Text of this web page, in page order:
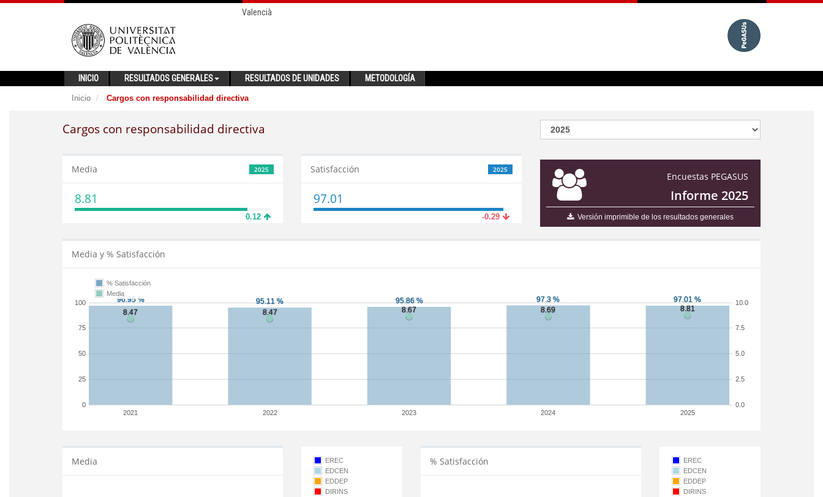
Valencià
INICIO RESULTADOS GENERALES RESULTADOS DE UNIDADES METODOLOGÍA
Inicio Cargos con responsabilidad directiva
Cargos con responsabilidad directiva
Encuestas PEGASUS
Informe 2025
Versión imprimible de los resultados generales
2025
Media
8.81
0.12
2025
Satisfacción
97.01
-0.29
Media y % Satisfacción
2021 2022 2023 2024 2025
0
25
50
75
100
0.0
2.5
5.0
7.5
10.0
% Satisfacción
Media
Media
EREC
EDCEN
EDDEP
DIRINS
% Satisfacción
EREC
EDCEN
EDDEP
DIRINS